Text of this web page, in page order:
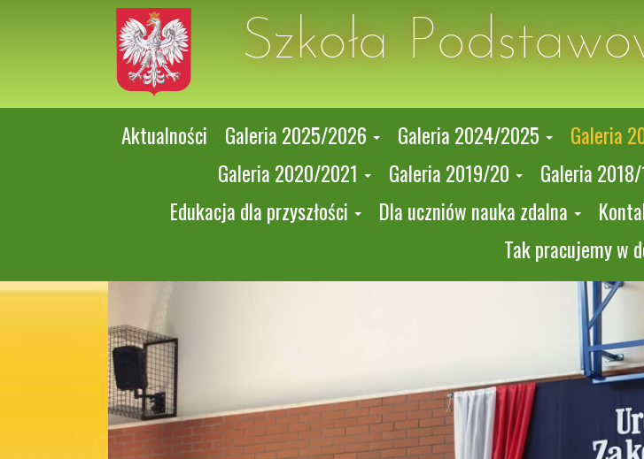
Szkoła
Aktualności Galeria 2025/2026 Galeria 2024/2025 Galeria
Galeria 2020/2021
Galeria 2019/20 Galeria
Edukacja dla przyszłości
Dla uczniów nauka zdalna
Tak pracujemy w